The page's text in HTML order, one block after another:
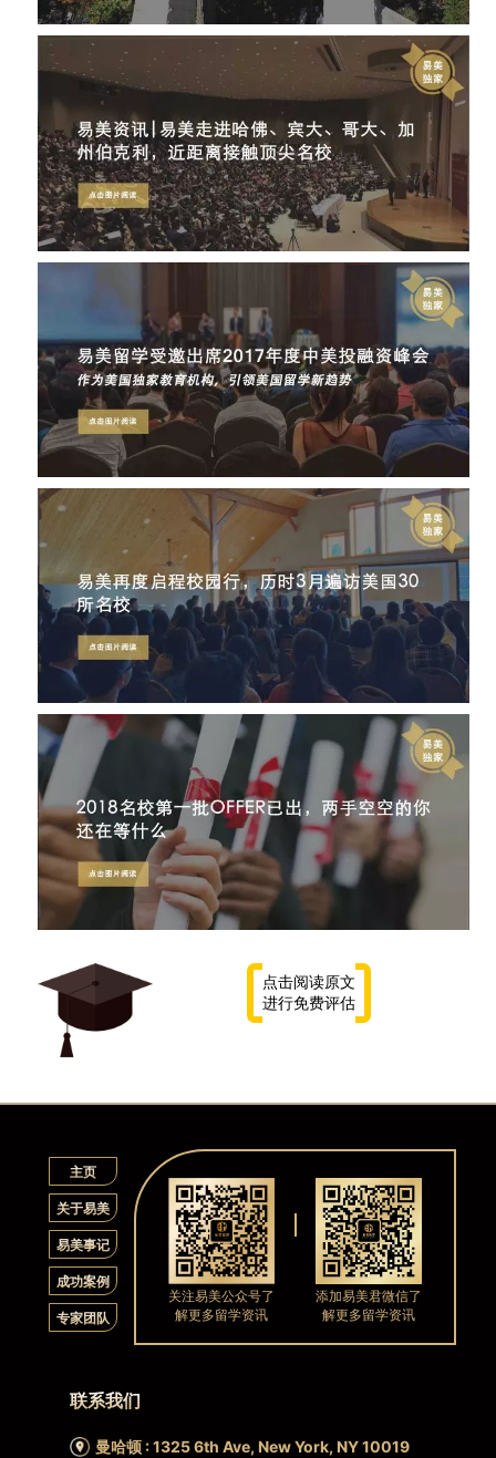
点击阅读原文
进行免费评估
主页
关于易美
易美事记
成功案例
专家团队
联系我们
曼哈顿 : 1325 6th Ave, New York, NY 10019
关注易美公众号了
解更多留学资讯
添加易美君微信了
解更多留学资讯